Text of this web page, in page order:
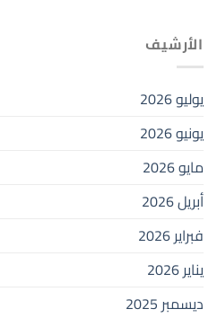
الأرشيف
يوليو 2026
يونيو 2026
مايو 2026
أبريل 2026
فبراير 2026
يناير 2026
ديسمبر 2025